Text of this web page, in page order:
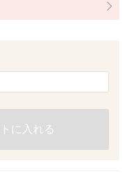
に入れる